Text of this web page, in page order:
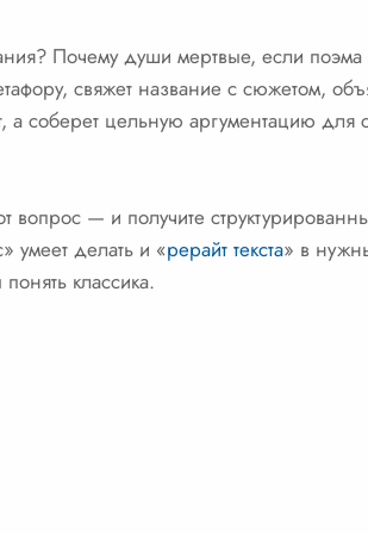
Почему души мертвые, если
свяжет название с сюжетом,
а соберет цельную аргументацию для
вопрос — и получите
умеет делать и «рерайт текста» в
классика.